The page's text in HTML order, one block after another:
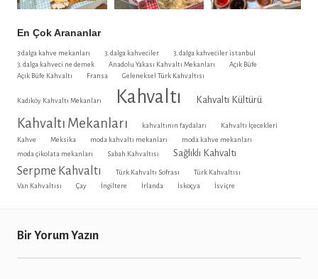
En Çok Arananlar
3 dalga kahve mekanları 3. dalga kahveciler
3. dalga kahveciler istanbul
3. dalga kahveci ne demek
Anadolu Yakası Kahvaltı Mekanları
Açık Büfe
Açık Büfe Kahvaltı
Fransa Geleneksel Türk Kahvaltısı
Kadıköy Kahvaltı Mekanları Kahvaltı Kahvaltı Kültürü
Kahvaltı Mekanları kahvaltının faydaları
Kahvaltı İçecekleri
Kahve
Meksika moda kahvaltı mekanları
moda kahve mekanları
moda çikolata mekanları
Sabah Kahvaltısı Sağlıklı Kahvaltı
Serpme Kahvaltı Türk Kahvaltı Sofrası
Türk Kahvaltısı
Van Kahvaltısı
Çay İngiltere İrlanda İskoçya İsviçre
Bir Yorum Yazın